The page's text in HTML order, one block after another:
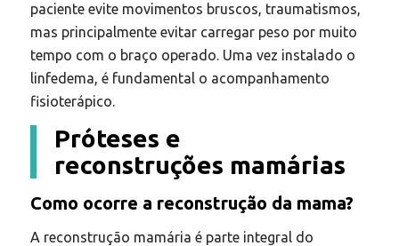
paciente evite movimentos bruscos, traumatismos,
mas principalmente evitar carregar peso por muito
tempo com o braço operado. Uma vez instalado o
linfedema, é fundamental o acompanhamento
fisioterápico.
Próteses e
reconstruções mamárias
Como ocorre a reconstrução da mama?
A reconstrução mamária é parte integral do